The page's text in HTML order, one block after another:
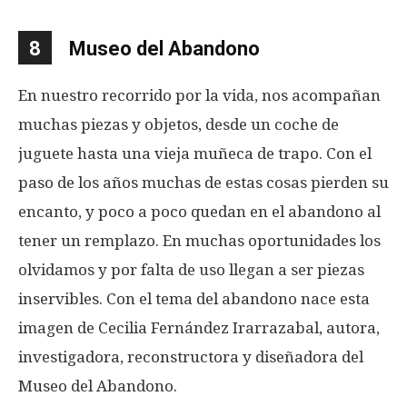
8 Museo del Abandono
En nuestro recorrido por la vida, nos acompañan
muchas piezas y objetos, desde un coche de
juguete hasta una vieja muñeca de trapo. Con el
paso de los años muchas de estas cosas pierden su
encanto, y poco a poco quedan en el abandono al
tener un remplazo. En muchas oportunidades los
olvidamos y por falta de uso llegan a ser piezas
inservibles. Con el tema del abandono nace esta
imagen de Cecilia Fernández Irarrazabal, autora,
investigadora, reconstructora y diseñadora del
Museo del Abandono.